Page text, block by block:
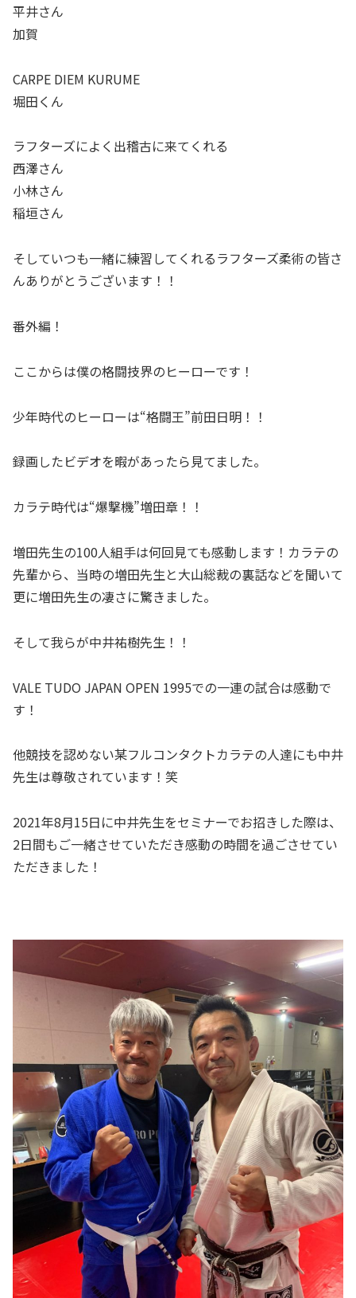
平井さん
加賀
CARPE DIEM KURUME
堀田くん
ラフターズによく出稽古に来てくれる
西澤さん
小林さん
稲垣さん
そしていつも一緒に練習してくれるラフターズ柔術の皆さ
んありがとうございます！！
番外編！
ここからは僕の格闘技界のヒーローです！
少年時代のヒーローは“格闘王”前田日明！！
録画したビデオを暇があったら見てました。
カラテ時代は“爆撃機”増田章！！
増田先生の100人組手は何回見ても感動します！カラテの
先輩から、当時の増田先生と大山総裁の裏話などを聞いて
更に増田先生の凄さに驚きました。
そして我らが中井祐樹先生！！
VALE TUDO JAPAN OPEN 1995での一連の試合は感動で
す！
他競技を認めない某フルコンタクトカラテの人達にも中井
先生は尊敬されています！笑
2021年8月15日に中井先生をセミナーでお招きした際は、
2日間もご一緒させていただき感動の時間を過ごさせてい
ただきました！